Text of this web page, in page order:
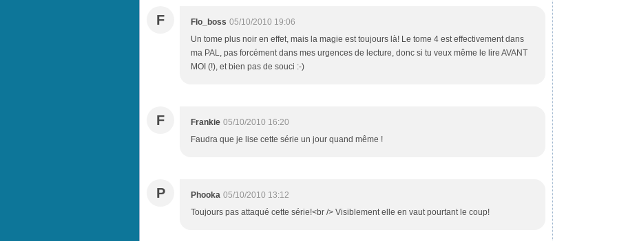
F Flo_boss 05/10/2010 19:06
Un tome plus noir en effet, mais la magie est toujours là! Le tome 4 est effectivement dans
ma PAL, pas forcément dans mes urgences de lecture, donc si tu veux même le lire AVANT
MOI (!), et bien pas de souci :-)
F Frankie 05/10/2010 16:20
Faudra que je lise cette série un jour quand même !
P Phooka 05/10/2010 13:12
Toujours pas attaqué cette série!<br /> Visiblement elle en vaut pourtant le coup!